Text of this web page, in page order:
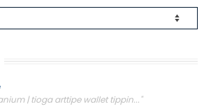
| tioga arttipe wallet tippin..."